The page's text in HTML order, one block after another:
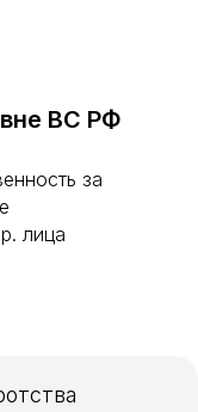
ВС РФ
за
лица